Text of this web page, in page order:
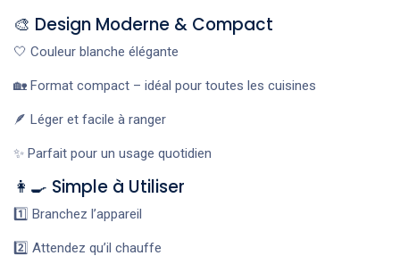
🎨 Design Moderne & Compact
🤍 Couleur blanche élégante
🏡 Format compact – idéal pour toutes les cuisines
🪶 Léger et facile à ranger
✨ Parfait pour un usage quotidien
👩‍🍳 Simple à Utiliser
1️⃣ Branchez l’appareil
2️⃣ Attendez qu’il chauffe